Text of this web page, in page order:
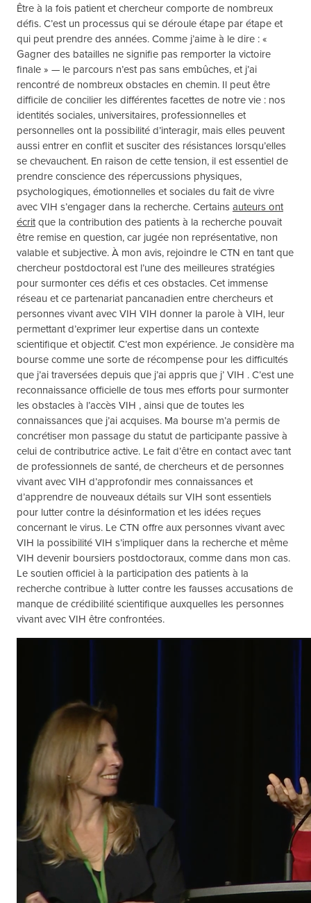
Être à la fois patient et chercheur comporte de nombreux
défis. C’est un processus qui se déroule étape par étape et
qui peut prendre des années. Comme j’aime à le dire : «
Gagner des batailles ne signifie pas remporter la victoire
finale » — le parcours n’est pas sans embûches, et j’ai
rencontré de nombreux obstacles en chemin. Il peut être
difficile de concilier les différentes facettes de notre vie : nos
identités sociales, universitaires, professionnelles et
personnelles ont la possibilité d’interagir, mais elles peuvent
aussi entrer en conflit et susciter des résistances lorsqu’elles
se chevauchent. En raison de cette tension, il est essentiel de
prendre conscience des répercussions physiques,
psychologiques, émotionnelles et sociales du fait de vivre
avec VIH s’engager dans la recherche. Certainsauteurs ont
écritque la contribution des patients à la recherche pouvait
être remise en question, car jugée non représentative, non
valable et subjective. À mon avis, rejoindre le CTN en tant que
chercheur postdoctoral est l’une des meilleures stratégies
pour surmonter ces défis et ces obstacles. Cet immense
réseau et ce partenariat pancanadien entre chercheurs et
personnes vivant avec VIH VIH donner la parole à VIH, leur
permettant d’exprimer leur expertise dans un contexte
scientifique et objectif. C’est mon expérience. Je considère ma
bourse comme une sorte de récompense pour les difficultés
que j’ai traversées depuis que j’ai appris que j’ VIH . C’est une
reconnaissance officielle de tous mes efforts pour surmonter
les obstacles à l’accès VIH , ainsi que de toutes les
connaissances que j’ai acquises. Ma bourse m’a permis de
concrétiser mon passage du statut de participante passive à
celui de contributrice active. Le fait d’être en contact avec tant
de professionnels de santé, de chercheurs et de personnes
vivant avec VIH d’approfondir mes connaissances et
d’apprendre de nouveaux détails sur VIH sont essentiels
pour lutter contre la désinformation et les idées reçues
concernant le virus. Le CTN offre aux personnes vivant avec
VIH la possibilité VIH s’impliquer dans la recherche et même
VIH devenir boursiers postdoctoraux, comme dans mon cas.
Le soutien officiel à la participation des patients à la
recherche contribue à lutter contre les fausses accusations de
manque de crédibilité scientifique auxquelles les personnes
vivant avec VIH être confrontées.